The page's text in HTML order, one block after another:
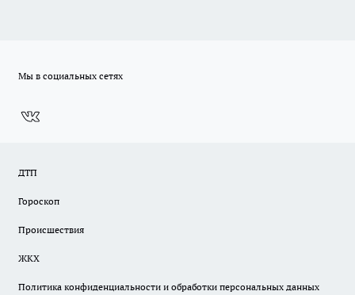
Мы в социальных сетях
ДТП
Гороскоп
Происшествия
ЖКХ
Политика конфиденциальности и обработки персональных данных